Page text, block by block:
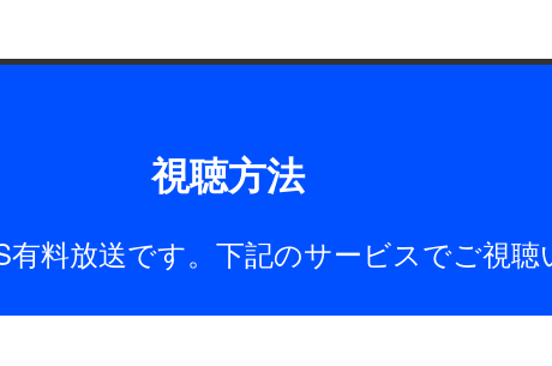
視聴方法
料放送です。下記のサービスでご視聴